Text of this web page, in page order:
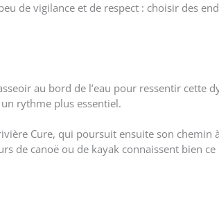
de vigilance et de respect : choisir des
au bord de l’eau pour ressentir
rythme plus essentiel.
Cure, qui poursuit ensuite son
de canoë ou de kayak connaissent bien